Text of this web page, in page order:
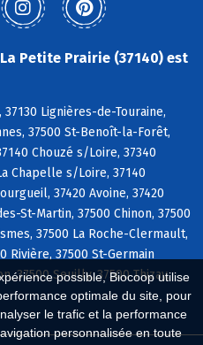
possible, Biocoop utilise
optimale du site, pour
le trafic et la performance
personnalisée en toute
Petite Prairie (37140) est
Lignières-de-Touraine,
37500 St-Benoît-la-Forêt,
Chouzé s/Loire, 37340
Chapelle s/Loire, 37140
37420 Avoine, 37420
St-Martin, 37500 Chinon, 37500
37500 La Roche-Clermault,
Rivière, 37500 St-Germain
37500 Seuilly, 37500 Thizay,